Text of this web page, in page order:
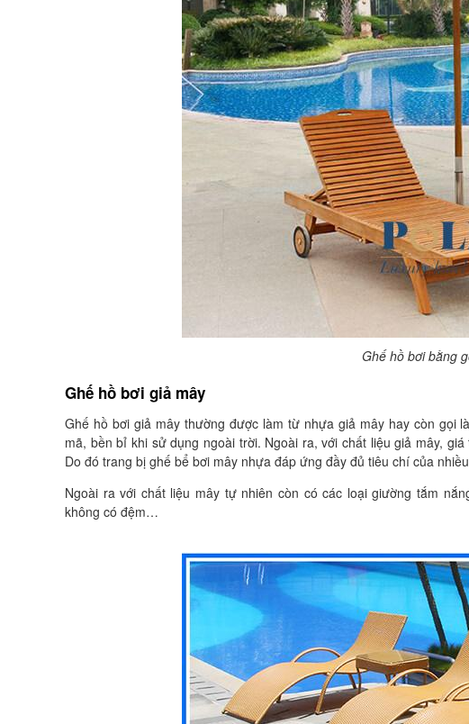
Ghế hồ bơi bằng
Ghế hồ bơi giả mây
Ghế hồ bơi giả mây thường được làm từ nhựa giả mây hay còn gọi
mã, bền bỉ khi sử dụng ngoài trời. Ngoài ra, với chất liệu giả mây,
Do đó trang bị ghế bể bơi mây nhựa đáp ứng đầy đủ tiêu chí của
Ngoài ra với chất liệu mây tự nhiên còn có các loại giường tắm
không có đệm…